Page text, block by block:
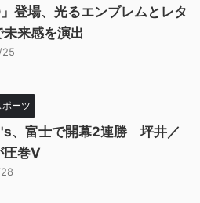
登場、光るエンブレムとレタ
未来感を演出
ーツ
、富士で開幕2連勝 坪井／
圧巻V